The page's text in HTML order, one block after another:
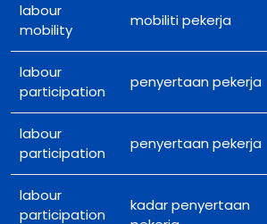
labour
mobility
mobiliti pekerja
labour
participation
penyertaan pekerja
labour
participation
penyertaan pekerja
labour
participation
kadar penyertaan